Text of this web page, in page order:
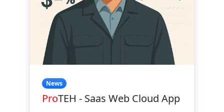
News
ProTEH - Saas Web Cloud App